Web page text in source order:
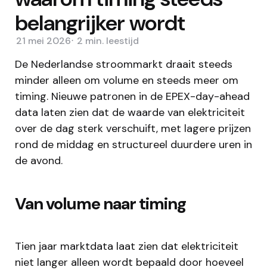
belangrijker wordt
21 mei 2026 2 min. leestijd
De Nederlandse stroommarkt draait steeds
minder alleen om volume en steeds meer om
timing. Nieuwe patronen in de EPEX-day-ahead
data laten zien dat de waarde van elektriciteit
over de dag sterk verschuift, met lagere prijzen
rond de middag en structureel duurdere uren in
de avond.
Van volume naar timing
Tien jaar marktdata laat zien dat elektriciteit
niet langer alleen wordt bepaald door hoeveel